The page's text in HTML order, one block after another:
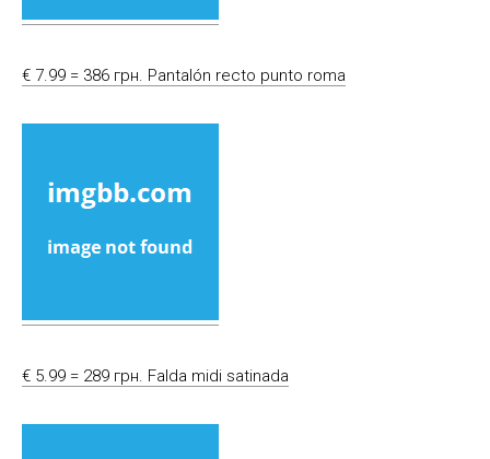
€ 7.99 = 386 грн. Pantalón recto punto roma
€ 5.99 = 289 грн. Falda midi satinada